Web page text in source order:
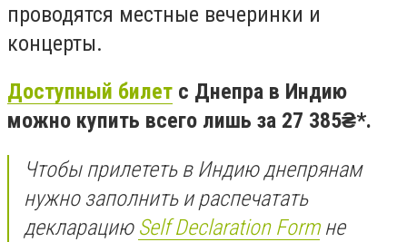
проводятся местные вечеринки и
концерты.
Доступный билет с Днепра в Индию
можно купить всего лишь за 27 385₴*.
Чтобы прилететь в Индию днепрянам
нужно заполнить и распечатать
декларацию Self Declaration Formне